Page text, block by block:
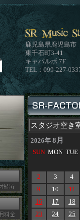
鹿児島県鹿児島市
東千石町3-41
キャパルボ 7F
TEL：099-227-
スタジオ空き
2026年 8月
SUN MON TUE
2 3
4
9
10
11
16
17
18
23
24
25